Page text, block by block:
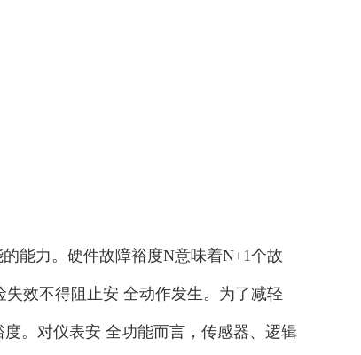
能力。硬件故障裕度N意味着N+1个故
效不得阻止安 全动作发生。为了减轻
。对仪表安 全功能而言，传感器、逻辑